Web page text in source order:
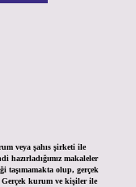
veya şahıs şirketi ile
hazırladığımız makaleler
taşımamakta olup, gerçek
Gerçek kurum ve kişiler ile